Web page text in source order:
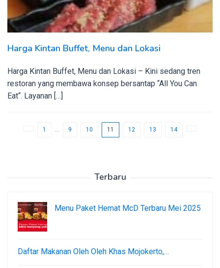
Harga Kintan Buffet, Menu dan Lokasi
Harga Kintan Buffet, Menu dan Lokasi – Kini sedang tren
restoran yang membawa konsep bersantap “All You Can
Eat“. Layanan […]
1 … 9 10 11 12 13 14
Terbaru
Menu Paket Hemat McD Terbaru Mei 2025
Daftar Makanan Oleh Oleh Khas Mojokerto,…